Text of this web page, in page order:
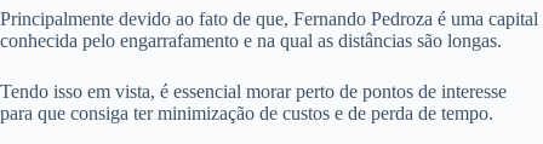
Principalmente devido ao fato de que, Fernando Pedroza é uma capital
conhecida pelo engarrafamento e na qual as distâncias são longas.
Tendo isso em vista, é essencial morar perto de pontos de interesse
para que consiga ter minimização de custos e de perda de tempo.